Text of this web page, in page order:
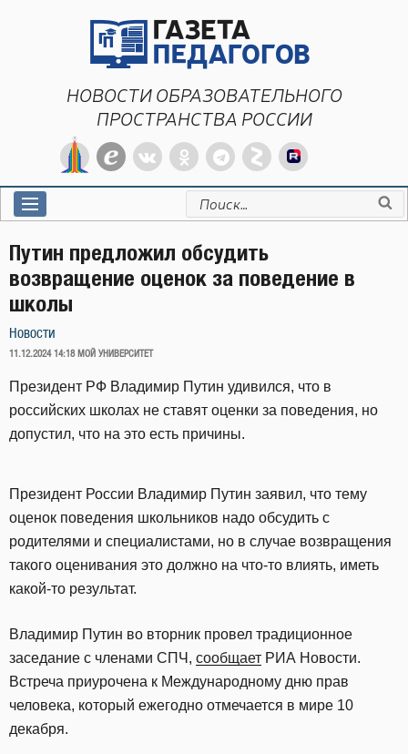
НОВОСТИ ОБРАЗОВАТЕЛЬНОГО
ПРОСТРАНСТВА РОССИИ
Искать:
Путин предложил обсудить
возвращение оценок за поведение в
школы
Новости
ОПУБЛИКОВАНО
11.12.2024 14:18 МОЙ УНИВЕРСИТЕТ
Президент РФ Владимир Путин удивился, что в
российских школах не ставят оценки за поведения, но
допустил, что на это есть причины.
Президент России Владимир Путин заявил, что тему
оценок поведения школьников надо обсудить с
родителями и специалистами, но в случае возвращения
такого оценивания это должно на что-то влиять, иметь
какой-то результат.
Владимир Путин во вторник провел традиционное
заседание с членами СПЧ, сообщает РИА Новости.
Встреча приурочена к Международному дню прав
человека, который ежегодно отмечается в мире 10
декабря.